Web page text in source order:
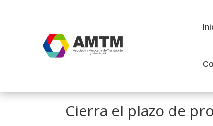
Cierra el plazo de